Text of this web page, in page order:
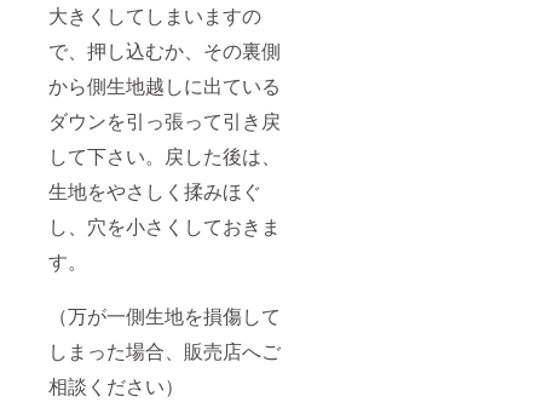
大きくしてしまいますの
で、押し込むか、その裏側
から側生地越しに出ている
ダウンを引っ張って引き戻
して下さい。戻した後は、
生地をやさしく揉みほぐ
し、穴を小さくしておきま
す。
（万が一側生地を損傷して
しまった場合、販売店へご
相談ください）